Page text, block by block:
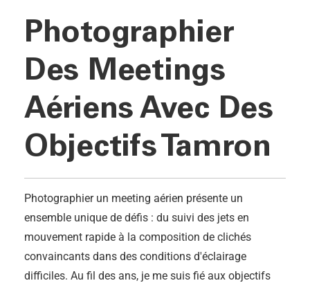
Photographier
Des Meetings
Aériens Avec Des
Objectifs Tamron
Photographier un meeting aérien présente un
ensemble unique de défis : du suivi des jets en
mouvement rapide à la composition de clichés
convaincants dans des conditions d'éclairage
difficiles. Au fil des ans, je me suis fié aux objectifs